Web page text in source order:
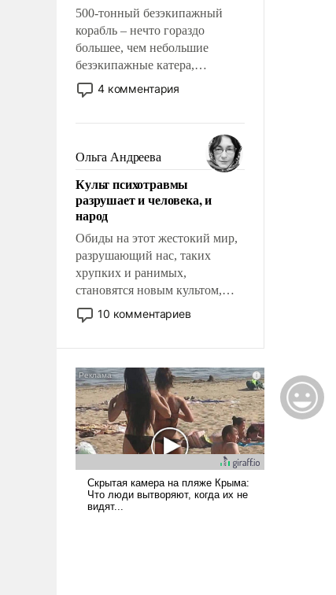
500-тонный безэкипажный
корабль – нечто гораздо
большее, чем небольшие
безэкипажные катера,
применение которых уже
стало обыденностью. Задача по
сложна и амбициозна. Однако
и ее реализация радикально
поднимет наши боевые
возможности.
4 комментария
Ольга Андреева
Культ психотравмы
разрушает и человека, и
народ
Обиды на этот жестокий мир,
разрушающий нас, таких
хрупких и ранимых,
становятся новым культом,
постепенно вытесняя и
отменяя традиционное
ударами судьбы, брать на себя
ответственность, помогать
слабым, идти вперед и
адаптироваться.
10 комментариев